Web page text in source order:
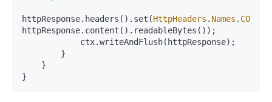
httpResponse.headers().set(HttpHeaders . Names .
httpResponse.content().readableBytes());